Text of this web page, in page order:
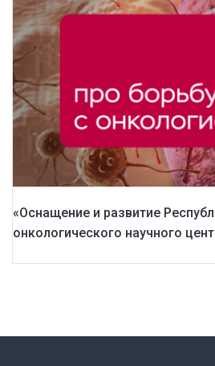
«Оснащение и развитие
онкологического научного